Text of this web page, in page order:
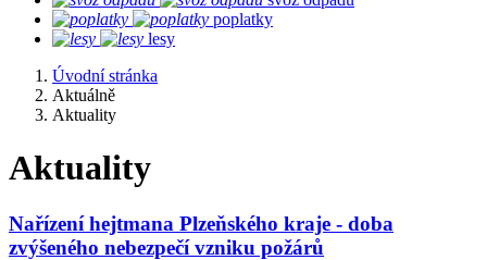
poplatky
lesy
Úvodní stránka
Aktuálně
Aktuality
Aktuality
Nařízení hejtmana Plzeňského kraje - doba
zvýšeného nebezpečí vzniku požárů